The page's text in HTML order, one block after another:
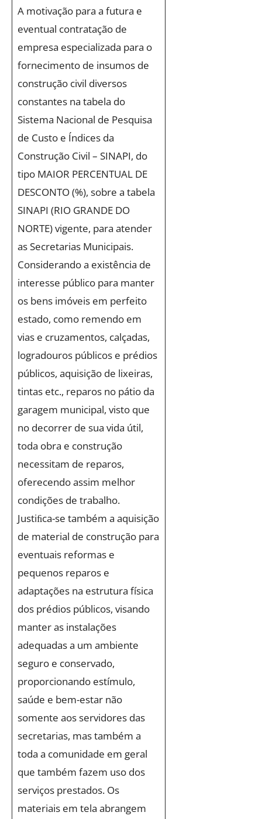
A motivação para a futura e
eventual contratação de
empresa especializada para o
fornecimento de insumos de
construção civil diversos
constantes na tabela do
Sistema Nacional de Pesquisa
de Custo e Índices da
Construção Civil – SINAPI, do
tipo MAIOR PERCENTUAL DE
DESCONTO (%), sobre a tabela
SINAPI (RIO GRANDE DO
NORTE) vigente, para atender
as Secretarias Municipais.
Considerando a existência de
interesse público para manter
os bens imóveis em perfeito
estado, como remendo em
vias e cruzamentos, calçadas,
logradouros públicos e prédios
públicos, aquisição de lixeiras,
tintas etc., reparos no pátio da
garagem municipal, visto que
no decorrer de sua vida útil,
toda obra e construção
necessitam de reparos,
oferecendo assim melhor
condições de trabalho.
Justiﬁca-se também a aquisição
de material de construção para
eventuais reformas e
pequenos reparos e
adaptações na estrutura física
dos prédios públicos, visando
manter as instalações
adequadas a um ambiente
seguro e conservado,
proporcionando estímulo,
saúde e bem-estar não
somente aos servidores das
secretarias, mas também a
toda a comunidade em geral
que também fazem uso dos
serviços prestados. Os
materiais em tela abrangem